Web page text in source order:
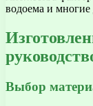
водоема и
Выбор